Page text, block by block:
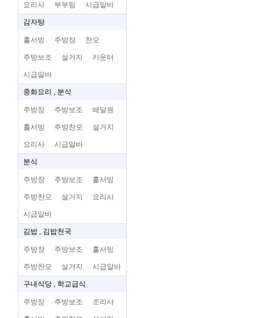
요리사 부부팀 시급알바
감자탕
홀서빙 주방장 찬모
주방보조 설거지 카운터
시급알바
중화요리 , 분식
주방장 주방보조 배달원
홀서빙 주방찬모 설거지
요리사 시급알바
분식
주방장 주방보조 홀서빙
주방찬모 설거지 요리사
시급알바
김밥 , 김밥천국
주방장 주방보조 홀서빙
주방찬모 설거지 시급알바
구내식당 , 학교급식
주방장 주방보조 조리사